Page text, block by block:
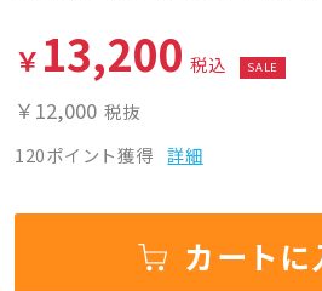
￥ 13,200 税込 SALE
￥12,000 税抜
120ポイント獲得 詳細
カートに